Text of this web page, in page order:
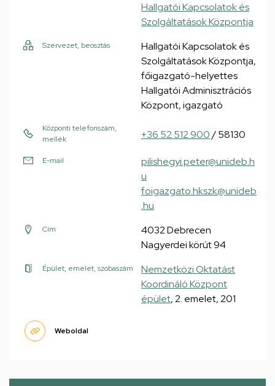
Hallgatói Kapcsolatok és
Szolgáltatások Központja
Szervezet, beosztás
Hallgatói Kapcsolatok és
Szolgáltatások Központja,
főigazgató-helyettes
Hallgatói Adminisztrációs
Központ, igazgató
Központi telefonszám,
mellék
+36 52 512 900/ 58130
E-mail
pilishegyi.peter@unideb.h
u
foigazgato.hkszk@unideb
.hu
Cím
4032 Debrecen
Nagyerdei körút 94
Épület, emelet, szobaszám
Nemzetközi Oktatást
Koordináló Központ
épület, 2. emelet, 201
Weboldal